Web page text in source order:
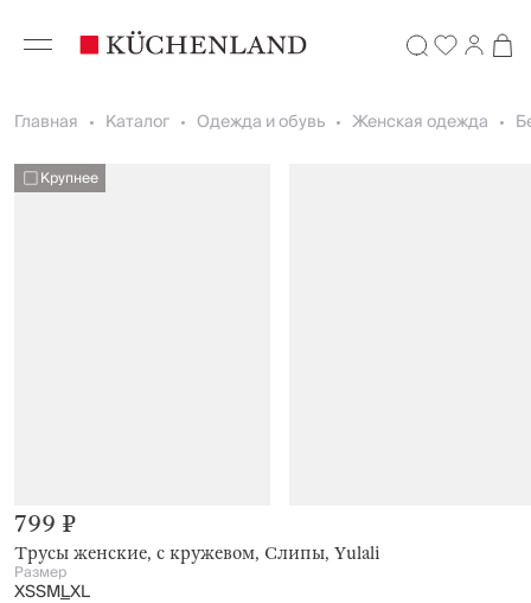
Главная Каталог Одежда и обувь Женская одежда
Крупнее
Трусы женские, с кружевом, Слипы, Yulali
799 ₽
Размер
XSSMLXL